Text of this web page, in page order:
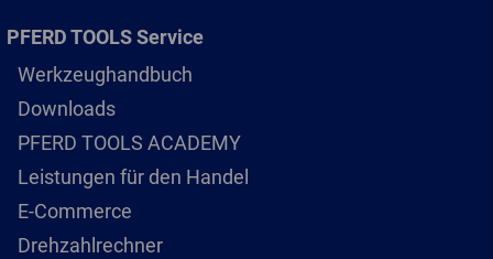
PFERD TOOLS Service
Werkzeughandbuch
Downloads
PFERD TOOLS ACADEMY
Leistungen für den Handel
E-Commerce
Drehzahlrechner